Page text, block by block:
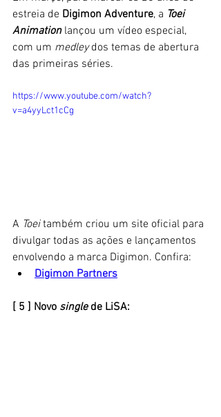
estreia de Digimon Adventure, a Toei
Animation lançou um vídeo especial,
com um medley dos temas de abertura
das primeiras séries.
https://www.youtube.com/watch?
v=a4yyLct1cCg
A Toei também criou um site oficial para
divulgar todas as ações e lançamentos
envolvendo a marca Digimon. Confira:
Digimon Partners
[ 5 ] Novo single de LiSA: